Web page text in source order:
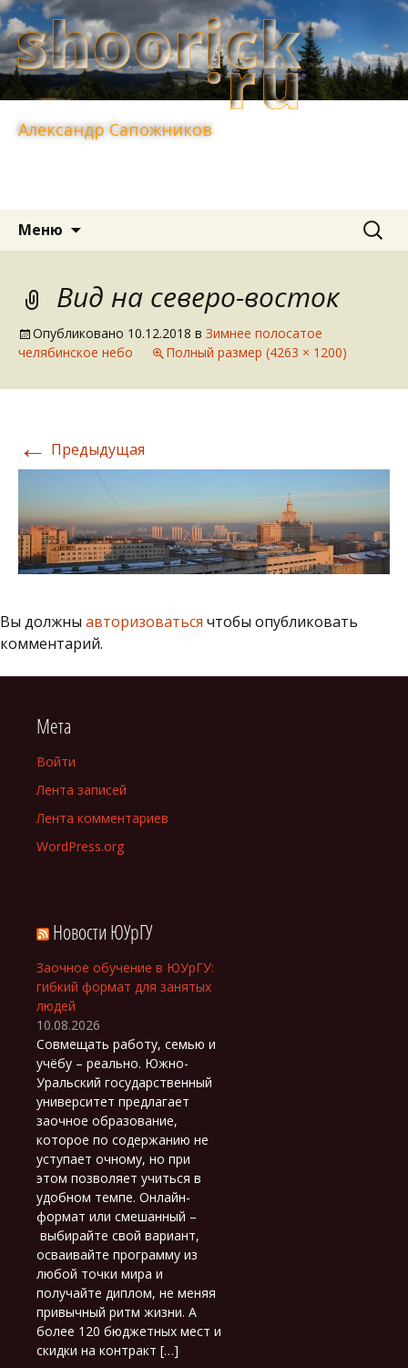
Александр Сапожников
Меню Найти:
Вид на северо-восток
Опубликовано 10.12.2018 в Зимнее полосатое
челябинское небо
Полный размер (4263 × 1200)
← Предыдущая
Вы должны авторизоваться чтобы опубликовать
комментарий.
Мета
Войти
Лента записей
Лента комментариев
WordPress.org
Новости ЮУрГУ
Заочное обучение в ЮУрГУ:
гибкий формат для занятых
людей
10.08.2026
Совмещать работу, семью и
учёбу – реально. Южно-
Уральский государственный
университет предлагает
заочное образование,
которое по содержанию не
уступает очному, но при
этом позволяет учиться в
удобном темпе. Онлайн-
формат или смешанный –
выбирайте свой вариант,
осваивайте программу из
любой точки мира и
получайте диплом, не меняя
привычный ритм жизни. А
более 120 бюджетных мест и
скидки на контракт […]